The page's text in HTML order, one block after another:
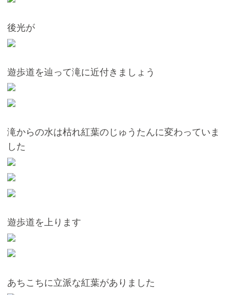
後光が
遊歩道を辿って滝に近付きましょう
滝からの水は枯れ紅葉のじゅうたんに変わっていま
した
遊歩道を上ります
あちこちに立派な紅葉がありました